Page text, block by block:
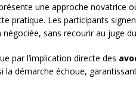
une approche novatrice
pratique. Les participants
sans recourir au juge
par l’implication directe des
la démarche échoue,